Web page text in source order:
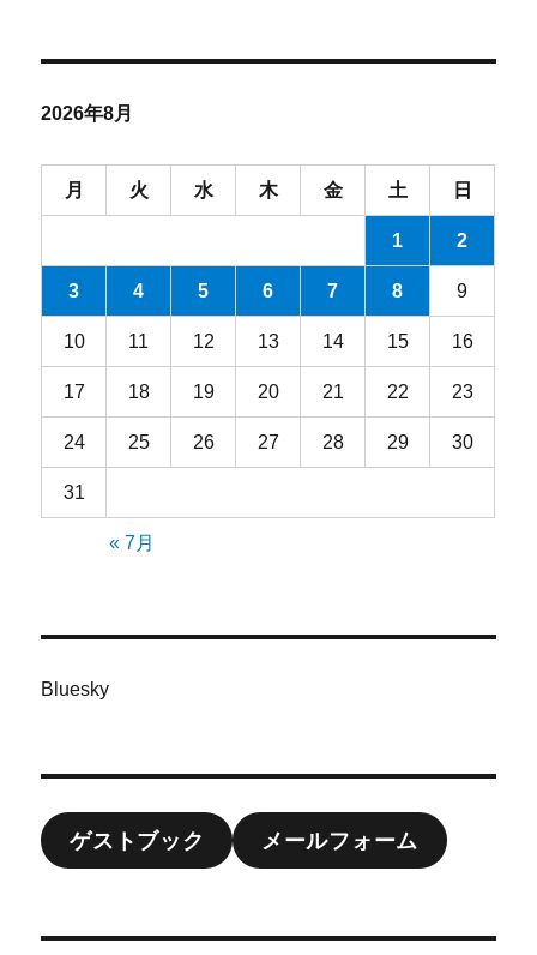
ブ
2026年8月
月 火 水 木 金 土 日
1 2
3 4 5 6 7 8 9
10 11 12 13 14 15 16
17 18 19 20 21 22 23
24 25 26 27 28 29 30
31
« 7月
Bluesky
ゲストブック メールフォーム